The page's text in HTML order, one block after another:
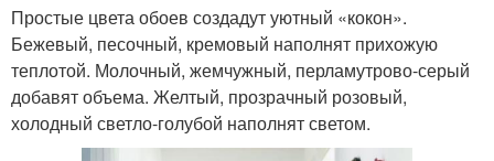
Простые цвета обоев создадут уютный «кокон».
Бежевый, песочный, кремовый наполнят прихожую
теплотой. Молочный, жемчужный, перламутрово-серый
добавят объема. Желтый, прозрачный розовый,
холодный светло-голубой наполнят светом.